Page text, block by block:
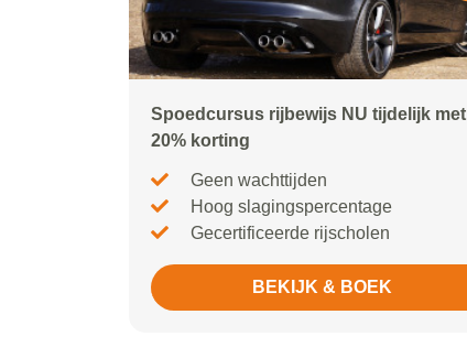
Spoedcursus rijbewijs NU tijdelijk met
20% korting
Geen wachttijden
Hoog slagingspercentage
Gecertificeerde rijscholen
BEKIJK & BOEK